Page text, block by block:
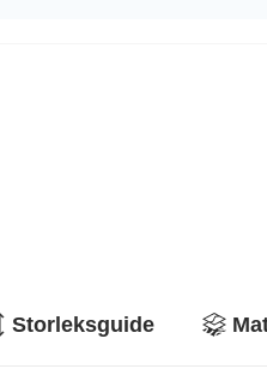
Storleksguide